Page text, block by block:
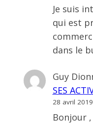
Je suis
qui est
dans le
Guy
SES
28 avril 2019
Bonjour